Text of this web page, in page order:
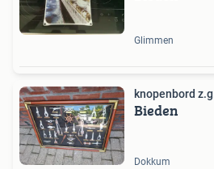
Glimmen
knopenbord
Bieden
Dokkum